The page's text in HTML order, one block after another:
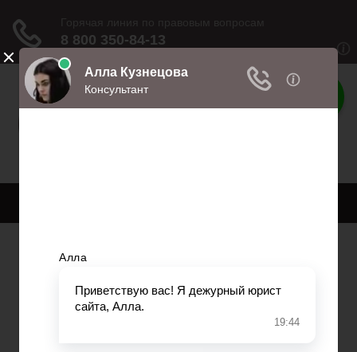
Права
Право собственности
Регистрация автомобиля